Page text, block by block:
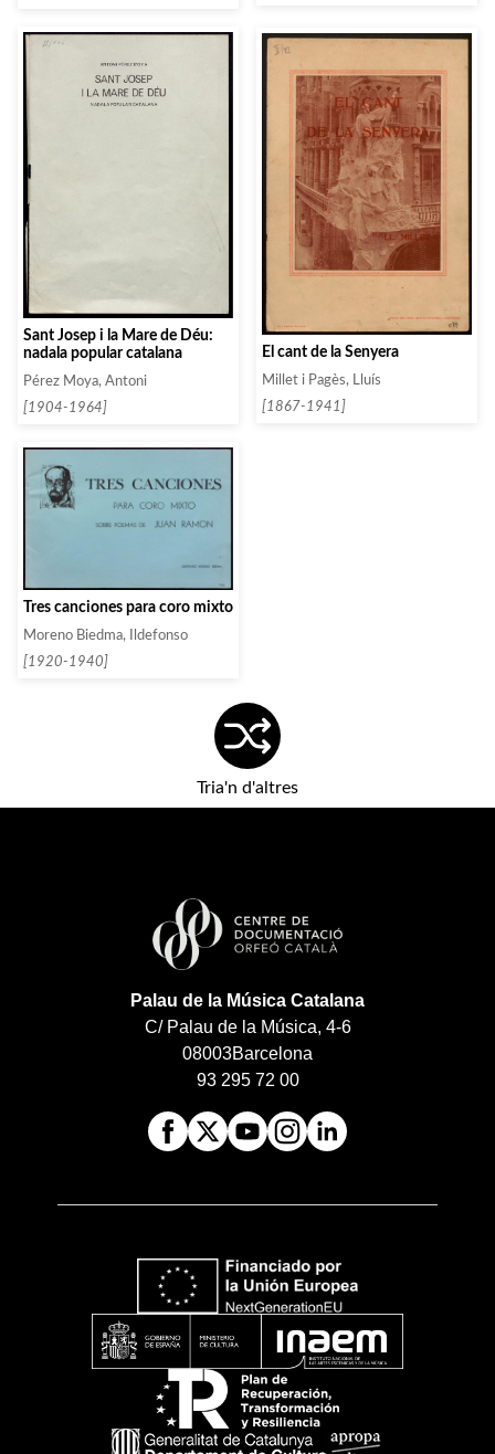
Sant Josep i la Mare de Déu:
nadala popular catalana
Pérez Moya, Antoni
[1904-1964]
El cant de la Senyera
Millet i Pagès, Lluís
[1867-1941]
Tres canciones para coro mixto
Moreno Biedma, Ildefonso
[1920-1940]
Tria'n d'altres
Palau de la Música Catalana
C/ Palau de la Música, 4-6
08003Barcelona
93 295 72 00